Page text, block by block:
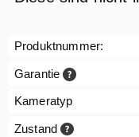
Produktnummer:
Garantie
Kameratyp
Zustand